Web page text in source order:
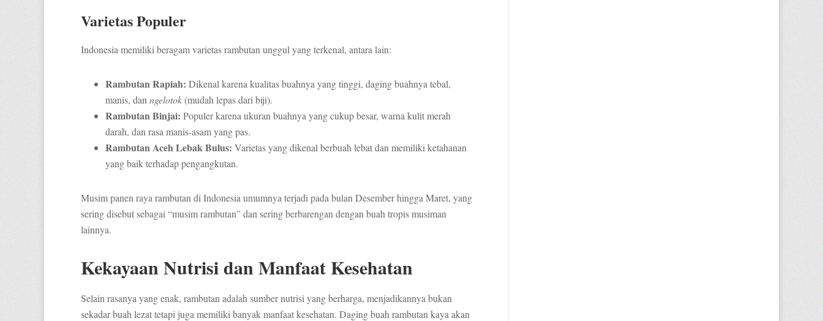
Varietas Populer
Indonesia memiliki beragam varietas rambutan unggul yang terkenal, antara lain:
Rambutan Rapiah: Dikenal karena kualitas buahnya yang tinggi, daging buahnya tebal,
manis, dan ngelotok(mudah lepas dari biji).
Rambutan Binjai: Populer karena ukuran buahnya yang cukup besar, warna kulit merah
darah, dan rasa manis-asam yang pas.
Rambutan Aceh Lebak Bulus: Varietas yang dikenal berbuah lebat dan memiliki ketahanan
yang baik terhadap pengangkutan.
Musim panen raya rambutan di Indonesia umumnya terjadi pada bulan Desember hingga Maret, yang
sering disebut sebagai “musim rambutan” dan sering berbarengan dengan buah tropis musiman
lainnya.
Kekayaan Nutrisi dan Manfaat Kesehatan
Selain rasanya yang enak, rambutan adalah sumber nutrisi yang berharga, menjadikannya bukan
sekadar buah lezat tetapi juga memiliki banyak manfaat kesehatan. Daging buah rambutan kaya akan